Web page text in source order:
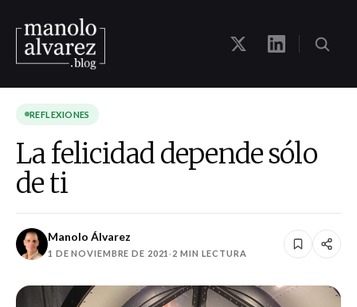
REFLEXIONES
La felicidad depende sólo
de ti
Manolo Álvarez
1 DE NOVIEMBRE DE 2021·2 MIN LECTURA